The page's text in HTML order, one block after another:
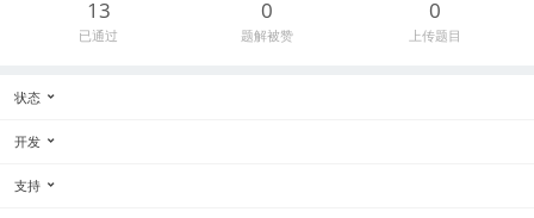
13
已通过
0
题解被赞
0
上传题目
状态
开发
支持